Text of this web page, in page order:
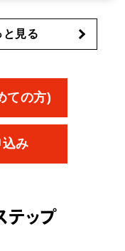
と見る
ての方)
み
ップ